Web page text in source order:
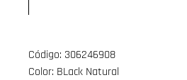
Código: 306246908
Color: BLack Natural